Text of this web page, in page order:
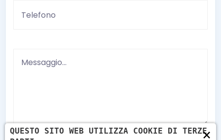
×
QUESTO SITO WEB UTILIZZA COOKIE DI TERZE